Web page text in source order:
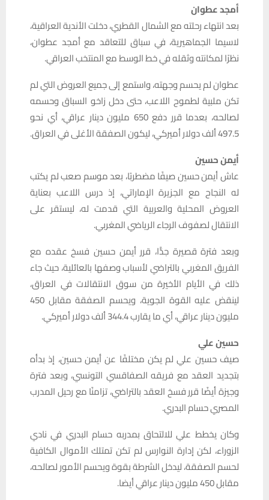
أمجد عطوان
بعد انتهاء رحلته مع الشمال القطري، دخلت الأندية العراقية،
لاسيما الجماهيرية، في سباق للتعاقد مع أمجد عطوان،
نظرًا لمكانته وثقله في خط الوسط مع المنتخب العراقي.
عطوان لم يحسم وجهته، واستمع إلى جميع العروض التي لم
تكن ملبية لطموح اللاعب، حتى دخل زاخو السباق وحسمه
لصالحه، بعدما قرر دفع 650 مليون دينار عراقي، أي نحو
497.5 ألف دولار أميركي، ليكون الصفقة الأغلى في العراق.
أيمن حسين
عاش أيمن حسين صيفًا مضطربًا، بعد موسم صعب لم يكتب
له النجاح مع الجزيرة الإماراتي، إذ درس اللاعب بعناية
العروض المحلية والعربية التي قدمت له، ليستقر على
الانتقال لصفوف الرجاء الرياضي المغربي.
وبعد فترة قصيرة جدًّا، قرر أيمن حسين فسخ عقده مع
الفريق المغربي بالتراضي لأسباب وصفها بالعائلية، حيث جاء
ذلك في الأيام الأخيرة من سوق الانتقالات في العراق،
لينقض عليه القوة الجوية، ويحسم الصفقة مقابل 450
مليون دينار عراقي، أي ما يقارب 344.4 ألف دولار أميركي.
حسين علي
صيف حسين علي لم يكن مختلفًا عن أيمن حسين، إذ بدأه
بتجديد العقد مع فريقه الصفاقسي التونسي، وبعد فترة
وجيزة أيضًا قرر فسخ العقد بالتراضي، تزامنًا مع رحيل المدرب
المصري حسام البدري.
وكان يخطط علي للالتحاق بمدربه حسام البدري في نادي
الزوراء، لكن إدارة النوارس لم تكن تمتلك الأموال الكافية
لحسم الصفقة، ليدخل الشرطة بقوة ويحسم الأمور لصالحه،
مقابل 450 مليون دينار عراقي أيضا.